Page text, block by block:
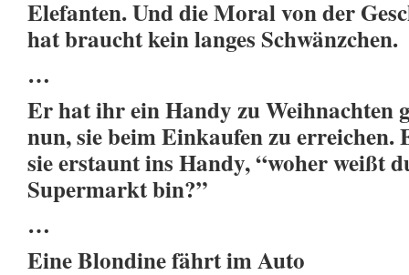
Elefanten. Und die Moral von der
hat braucht kein langes Schwänzchen.
…
Er hat ihr ein Handy zu Weihnachten
nun, sie beim Einkaufen zu
sie erstaunt ins Handy, “woher weißt
Supermarkt bin?”
…
Eine Blondine fährt im Auto